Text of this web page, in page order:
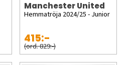
Manchester United
Hemmatröja 2024/25 - Junior
415:-
(ord. 829:-)